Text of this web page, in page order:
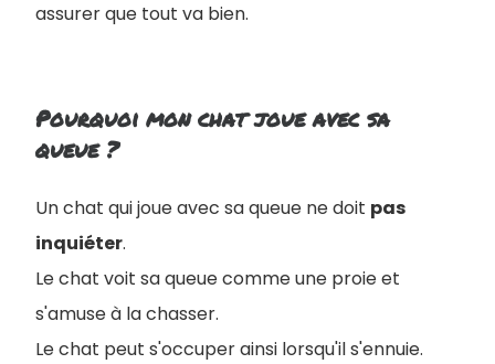
assurer que tout va bien.
Pourquoi mon chat joue avec sa
queue ?
Un chat qui joue avec sa queue ne doit pas
inquiéter.
Le chat voit sa queue comme une proie et
s'amuse à la chasser.
Le chat peut s'occuper ainsi lorsqu'il s'ennuie.